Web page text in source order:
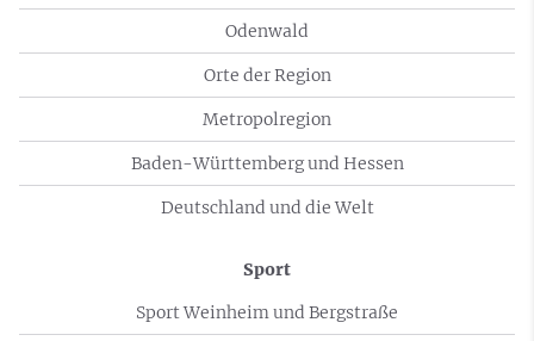
Odenwald
Orte der Region
Metropolregion
Baden-Württemberg und Hessen
Deutschland und die Welt
Sport
Sport Weinheim und Bergstraße